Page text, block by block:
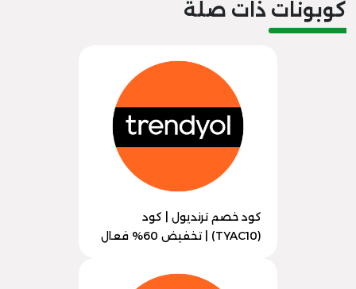
كوبونات ذات صلة
كود خصم ترنديول | كود
(TYAC10) | تخفيض 60% فعال